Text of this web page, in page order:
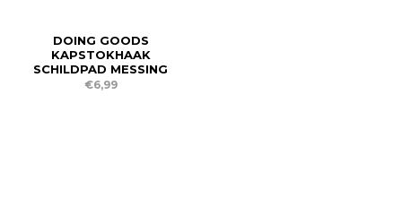
DOING GOODS
KAPSTOKHAAK
SCHILDPAD MESSING
€6,99